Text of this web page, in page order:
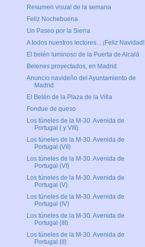
Resumen visual de la semana
Feliz Nochebuena
Un Paseo por la Sierra
A todos nuestros lectores... ¡Feliz Navidad!
El belén luminoso de la Puerta de Alcalá
Belenes proyectados, en Madrid
Anuncio navideño del Ayuntamiento de
Madrid
El Belén de la Plaza de la Villa
Fondue de queso
Los túneles de la M-30. Avenida de
Portugal ( y VIII)
Los túneles de la M-30. Avenida de
Portugal (VII)
Los túneles de la M-30. Avenida de
Portugal (VI)
Los túneles de la M-30. Avenida de
Portugal (V)
Los túneles de la M-30. Avenida de
Portugal (IV)
Los túneles de la M-30. Avenida de
Portugal (III)
Los túneles de la M-30. Avenida de
Portugal (II)